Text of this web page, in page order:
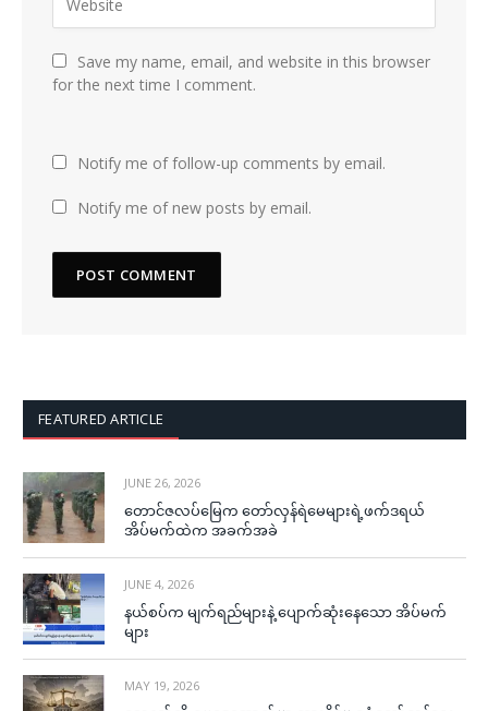
Save my name, email, and website in this browser
for the next time I comment.
Notify me of follow-up comments by email.
Notify me of new posts by email.
FEATURED ARTICLE
JUNE 26, 2026
တောင်ဇလပ်မြေက တော်လှန်ရဲမေများရဲ့ဖက်ဒရယ်
အိပ်မက်ထဲက အခက်အခဲ
JUNE 4, 2026
နယ်စပ်က မျက်ရည်များနဲ့ ပျောက်ဆုံးနေသော အိပ်မက်
များ
MAY 19, 2026